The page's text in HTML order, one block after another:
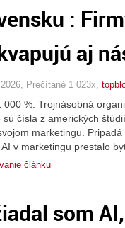
:
aj
Prečítané 1 023x,
000 %. Trojnásobná
sú čísla z amerických
marketingu.
v marketingu prestalo
článku
som